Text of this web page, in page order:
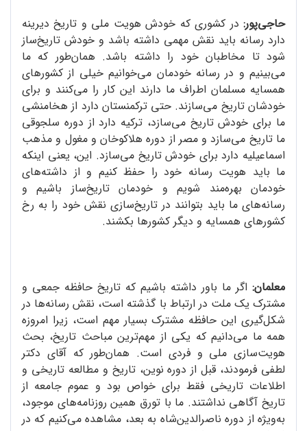
حاجی‌پور: در کشوری که خودش هویت ملی و تاریخ دیرینه
دارد رسانه باید نقش مهمی داشته باشد و خودش تاریخ‌ساز
شود تا مخاطبان خود را داشته باشد. همان‌طور که ما
می‌بینیم و در رسانه خودمان می‌خوانیم خیلی از کشورهای
همسایه مسلمان اطراف ما دارند این کار را می‌کنند و برای
خودشان تاریخ می‌سازند. حتی ترکمنستان دارد ‌از هخامنشی
ما برای خودش تاریخ می‌سازد، ترکیه دارد از دوره سلجوقی
ما تاریخ می‌سازد و مصر از دوره هلاکوخان و مغول و مذهب
اسماعیلیه دارد برای خودش تاریخ می‌سازد. این، یعنی اینکه
ما باید هویت رسانه خود را حفظ کنیم و از داشته‌های
خودمان بهره‌مند شویم و خودمان تاریخ‌ساز باشیم و
رسانه‌های ما باید بتوانند در تاریخ‌سازی نقش خود را به رخ
کشورهای همسایه و دیگر کشورها بکشند.
معلمان: اگر ما باور داشته باشیم که تاریخ حافظه جمعی و
مشترک یک ملت در ارتباط با گذشته است، نقش رسانه‌ها در
شکل‌گیری این حافظه مشترک بسیار مهم است، زیرا امروزه
همه ما می‌دانیم که یکی از مهم‌ترین مباحث تاریخ، بحث
هویت‌سازی ملی و فردی است. همان‌طور که آقای دکتر
لطفی فرمودند، قبل از دوره نوین، تاریخ و مطالعه تاریخی و
اطلاعات تاریخی فقط برای خواص بود و عموم جامعه از
تاریخ آگاهی نداشتند. ما با تورق همین روزنامه‌های موجود،
به‌ویژه از دوره ناصرالدین‌شاه به بعد، مشاهده می‌کنیم که در